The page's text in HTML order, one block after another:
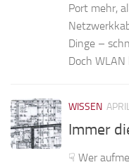
Port mehr,
Dinge –
Doch WLAN
WISSEN
Immer
☟ Wer